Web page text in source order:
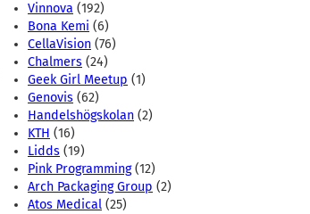
Vinnova (192)
Bona Kemi (6)
CellaVision (76)
Chalmers (24)
Geek Girl Meetup (1)
Genovis (62)
Handelshögskolan (2)
KTH (16)
Lidds (19)
Pink Programming(12)
Arch Packaging Group (2)
Atos Medical (25)